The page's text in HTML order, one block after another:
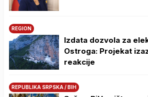
REGION
Izdata dozvola za
Ostroga: Projekat
reakcije
REPUBLIKA SRPSKA / BIH